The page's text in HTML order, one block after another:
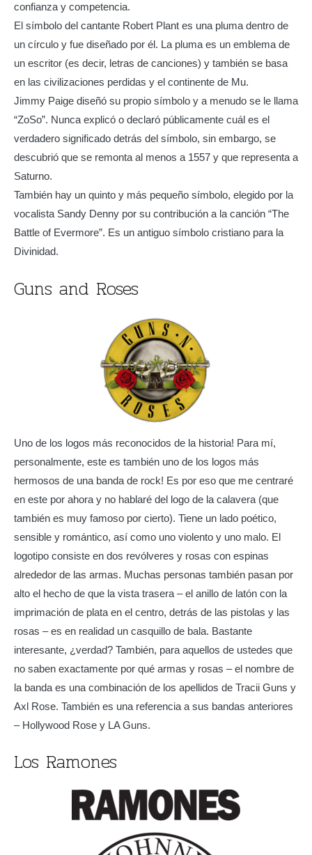
confianza y competencia.
El símbolo del cantante Robert Plant es una pluma dentro de
un círculo y fue diseñado por él. La pluma es un emblema de
un escritor (es decir, letras de canciones) y también se basa
en las civilizaciones perdidas y el continente de Mu.
Jimmy Paige diseñó su propio símbolo y a menudo se le llama
“ZoSo”. Nunca explicó o declaró públicamente cuál es el
verdadero significado detrás del símbolo, sin embargo, se
descubrió que se remonta al menos a 1557 y que representa a
Saturno.
También hay un quinto y más pequeño símbolo, elegido por la
vocalista Sandy Denny por su contribución a la canción “The
Battle of Evermore”. Es un antiguo símbolo cristiano para la
Divinidad.
Guns and Roses
Uno de los logos más reconocidos de la historia! Para mí,
personalmente, este es también uno de los logos más
hermosos de una banda de rock! Es por eso que me centraré
en este por ahora y no hablaré del logo de la calavera (que
también es muy famoso por cierto). Tiene un lado poético,
sensible y romántico, así como uno violento y uno malo. El
logotipo consiste en dos revólveres y rosas con espinas
alrededor de las armas. Muchas personas también pasan por
alto el hecho de que la vista trasera – el anillo de latón con la
imprimación de plata en el centro, detrás de las pistolas y las
rosas – es en realidad un casquillo de bala. Bastante
interesante, ¿verdad? También, para aquellos de ustedes que
no saben exactamente por qué armas y rosas – el nombre de
la banda es una combinación de los apellidos de Tracii Guns y
Axl Rose. También es una referencia a sus bandas anteriores
– Hollywood Rose y LA Guns.
Los Ramones